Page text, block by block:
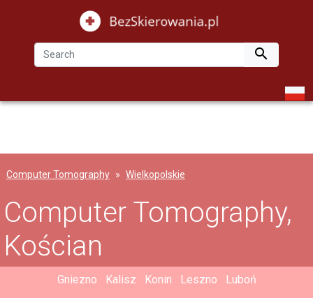

Computer Tomography Wielkopolskie
Computer Tomography,
Kościan
Gniezno Kalisz Konin Leszno
Luboń